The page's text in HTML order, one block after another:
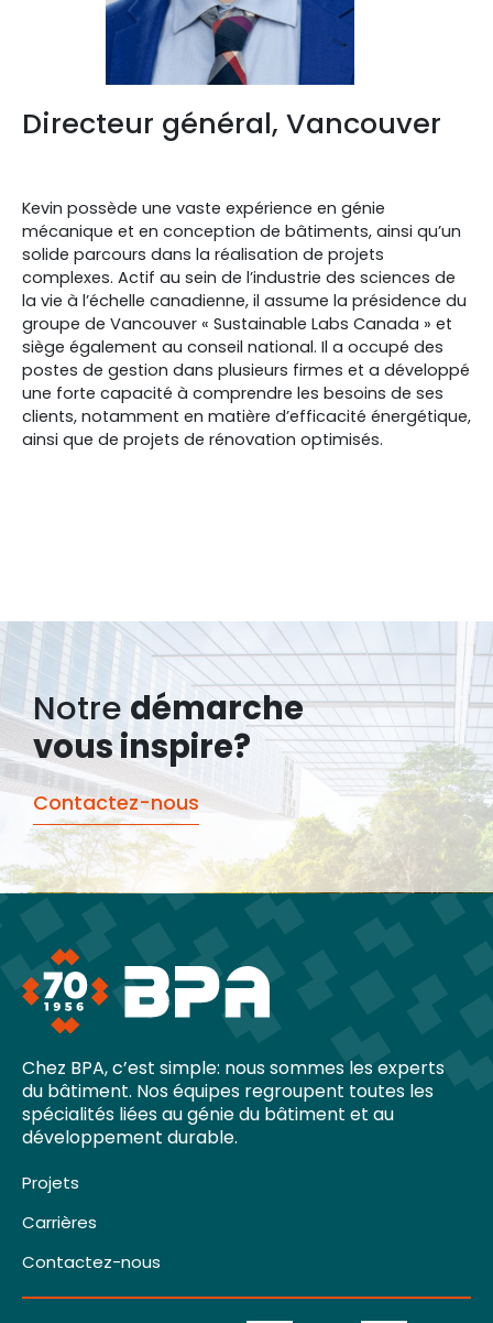
Directeur général, Vancouver
Kevin possède une vaste expérience en génie
mécanique et en conception de bâtiments, ainsi qu’un
solide parcours dans la réalisation de projets
complexes. Actif au sein de l’industrie des sciences de
la vie à l’échelle canadienne, il assume la présidence du
groupe de Vancouver « Sustainable Labs Canada » et
siège également au conseil national. Il a occupé des
postes de gestion dans plusieurs firmes et a développé
une forte capacité à comprendre les besoins de ses
clients, notamment en matière d’efficacité énergétique,
ainsi que de projets de rénovation optimisés.
Notre démarche
vous inspire?
Contactez-nous
Chez BPA, c’est simple: nous sommes les experts
du bâtiment. Nos équipes regroupent toutes les
spécialités liées au génie du bâtiment et au
développement durable.
Projets
Carrières
Contactez-nous